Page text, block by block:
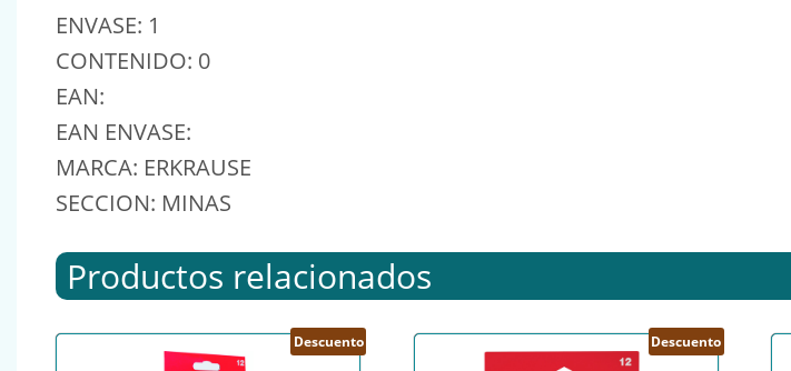
ENVASE: 1
CONTENIDO: 0
EAN:
EAN ENVASE:
MARCA: ERKRAUSE
SECCION: MINAS
Productos relacionados
Descuento Descuento